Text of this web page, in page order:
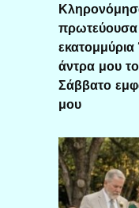
πρωτεύουσα
εκατομμύρια
άντρα μου
Σάββατο
μου